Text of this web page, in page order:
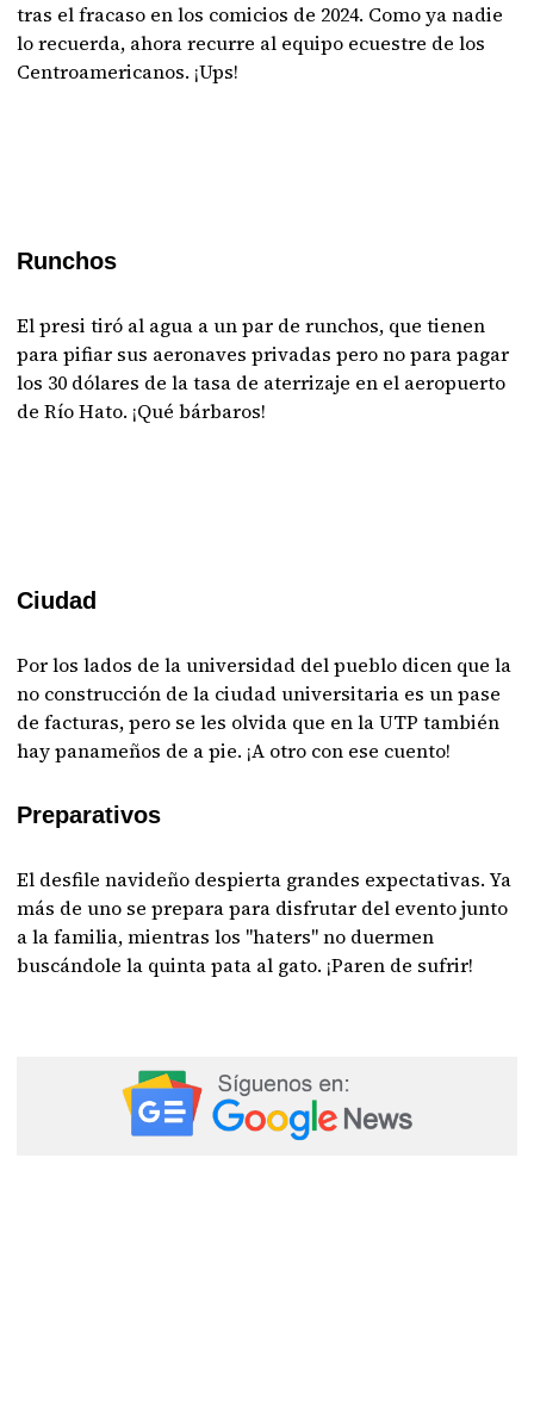
tras el fracaso en los comicios de 2024. Como ya nadie
lo recuerda, ahora recurre al equipo ecuestre de los
Centroamericanos. ¡Ups!
Runchos
El presi tiró al agua a un par de runchos, que tienen
para pifiar sus aeronaves privadas pero no para pagar
los 30 dólares de la tasa de aterrizaje en el aeropuerto
de Río Hato. ¡Qué bárbaros!
Ciudad
Por los lados de la universidad del pueblo dicen que la
no construcción de la ciudad universitaria es un pase
de facturas, pero se les olvida que en la UTP también
hay panameños de a pie. ¡A otro con ese cuento!
Preparativos
El desfile navideño despierta grandes expectativas. Ya
más de uno se prepara para disfrutar del evento junto
a la familia, mientras los "haters" no duermen
buscándole la quinta pata al gato. ¡Paren de sufrir!